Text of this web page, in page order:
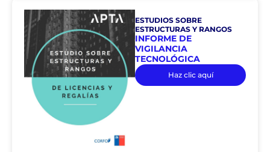
ESTUDIOS SOBRE
ESTRUCTURAS Y RANGOS
INFORME DE
VIGILANCIA
TECNOLÓGICA
Haz clic aquí